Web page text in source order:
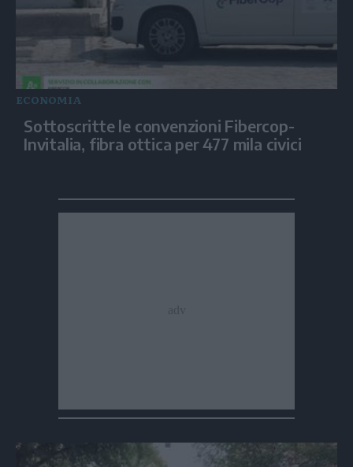
ECONOMIA
Sottoscritte le convenzioni Fibercop-
Invitalia, fibra ottica per 477 mila civici